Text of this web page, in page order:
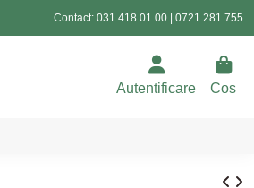
Contact: 031.418.01.00 0721.281.755
Autentificare Cos